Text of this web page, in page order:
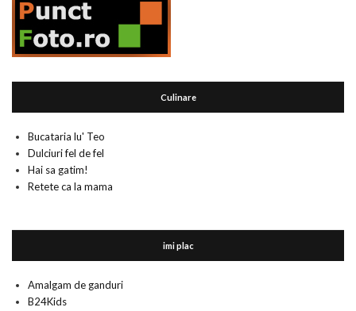
Culinare
Bucataria lu' Teo
Dulciuri fel de fel
Hai sa gatim!
Retete ca la mama
imi plac
Amalgam de ganduri
B24Kids